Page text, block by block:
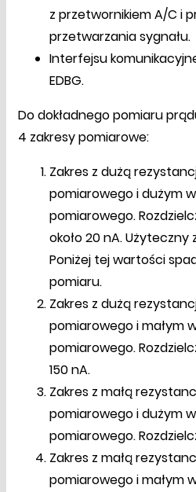
z przetwornikiem A/C i
przetwarzania sygnału.
Interfejsu
EDBG.
Do dokładnego pomiaru
4 zakresy pomiarowe:
Zakres z dużą
pomiarowego i dużym
pomiarowego.
około 20 nA. Użyteczny
Poniżej tej wartości
pomiaru.
Zakres z dużą
pomiarowego i małym
pomiarowego.
150 nA.
Zakres z małą
pomiarowego i dużym
pomiarowego.
Zakres z małą
pomiarowego i małym